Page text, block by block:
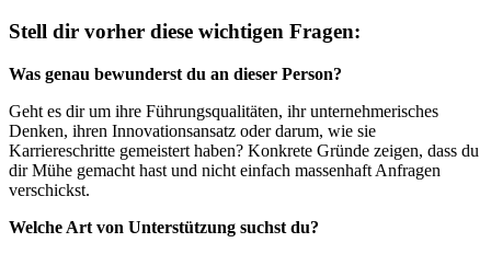
Stell dir vorher diese wichtigen Fragen:
Was genau bewunderst du an dieser Person?
Geht es dir um ihre Führungsqualitäten, ihr unternehmerisches
Denken, ihren Innovationsansatz oder darum, wie sie
Karriereschritte gemeistert haben? Konkrete Gründe zeigen, dass du
dir Mühe gemacht hast und nicht einfach massenhaft Anfragen
verschickst.
Welche Art von Unterstützung suchst du?